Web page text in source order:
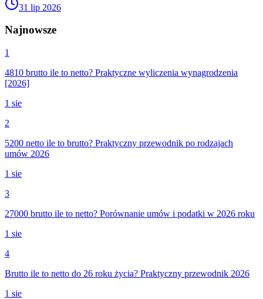
31 lip 2026
Najnowsze
1
4810 brutto ile to netto? Praktyczne wyliczenia wynagrodzenia
[2026]
1 sie
2
5200 netto ile to brutto? Praktyczny przewodnik po rodzajach
umów 2026
1 sie
3
27000 brutto ile to netto? Porównanie umów i podatki w 2026 roku
1 sie
4
Brutto ile to netto do 26 roku życia? Praktyczny przewodnik 2026
1 sie